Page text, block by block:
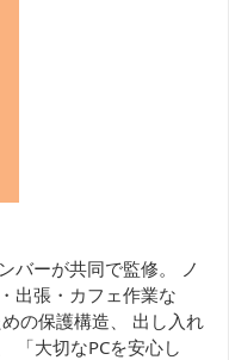
バーが共同で監修。 ノ
出張・カフェ作業な
の保護構造、 出し入れ
「大切なPCを安心し